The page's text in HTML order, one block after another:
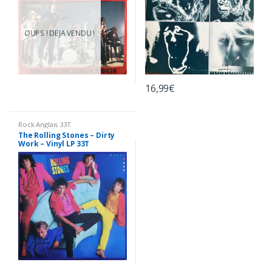
OUPS ! DEJA VENDU !
16,99€
Rock Anglais 33T
The Rolling Stones – Dirty
Work – Vinyl LP 33T